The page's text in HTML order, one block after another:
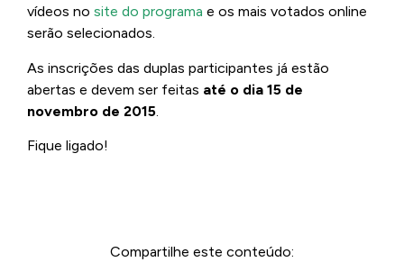
vídeos no site do programa e os mais votados online
serão selecionados.
As inscrições das duplas participantes já estão
abertas e devem ser feitas até o dia 15 de
novembro de 2015
Fique ligado!
Compartilhe este conteúdo: